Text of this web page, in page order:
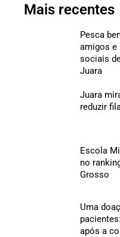
Mais recentes
Pesca
amigos e
sociais
Juara
Juara
reduzir
Escola
no
Grosso
Uma
após a